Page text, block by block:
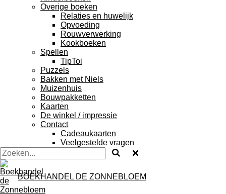
Overige boeken
Relaties en huwelijk
Opvoeding
Rouwverwerking
Kookboeken
Spellen
TipToi
Puzzels
Bakken met Niels
Muizenhuis
Bouwpakketten
Kaarten
De winkel / impressie
Contact
Cadeaukaarten
Veelgestelde vragen
BOEKHANDEL DE ZONNEBLOEM